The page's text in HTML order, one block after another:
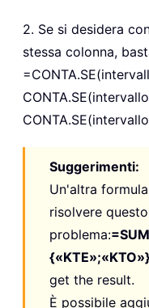
2. Se si desidera
stessa colonna,
Suggerimenti:
Un'altra
risolvere questo
problema:
get the result.
È possibile